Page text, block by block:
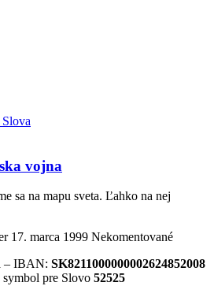
vojna
sa na mapu sveta. Ľahko na nej
17. marca 1999 Nekomentované
– IBAN: SK8211000000002624852008
pre Slovo 52525